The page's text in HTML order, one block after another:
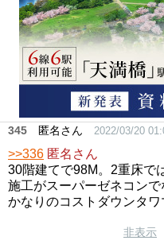
345 匿名さん 2022/03/20
>>336 匿名さん
30階建てで98M。2重床で
施工がスーパーゼネコンで
かなりのコストダウンタワ
非表示